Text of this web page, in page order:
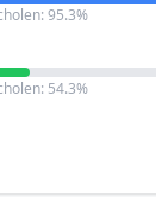
95.3%
54.3%